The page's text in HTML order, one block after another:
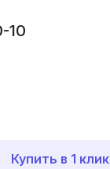
10
Купить в 1 клик